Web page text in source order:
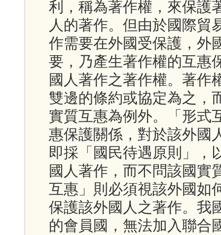
利，稱為著作權，來保護
人的著作。但由於國際貿
作需要在外國受保護，外
要，乃產生著作權的互惠
國人著作之著作權。著作
雙邊的條約或協定為之，
實質互惠為例外。「形式
惠保護關係，對於該外國
即採「國民待遇原則」，
國人著作，而不問該國實
互惠」則必須視該外國如
保護該外國人之著作。我
的會員國，無法加入聯合